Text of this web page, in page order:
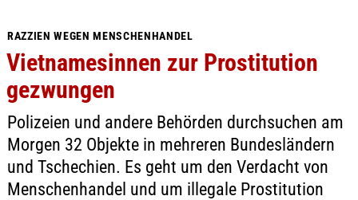
RAZZIEN WEGEN MENSCHENHANDEL
Vietnamesinnen zur Prostitution
gezwungen
Polizeien und andere Behörden durchsuchen am
Morgen 32 Objekte in mehreren Bundesländern
und Tschechien. Es geht um den Verdacht von
Menschenhandel und um illegale Prostitution